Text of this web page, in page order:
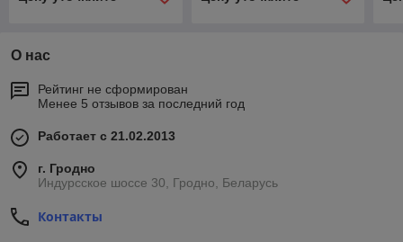
О нас
Рейтинг не сформирован
Менее 5 отзывов за последний год
Работает с 21.02.2013
г. Гродно
Индурсское шоссе 30, Гродно, Беларусь
Контакты